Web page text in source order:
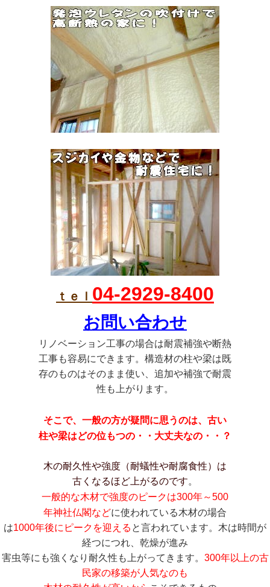
ｔ ｅｌ 04-2929-8400
お問い合わせ
リノベーション工事の場合は耐震補強や断熱
工事も容易にできます。構造材の柱や梁は既
存のものはそのまま使い、追加や補強で耐震
性も上がります。
そこで、一般の方が疑問に思うのは、古い
柱や梁はどの位もつの・・大丈夫なの・・？
木の耐久性や強度（耐蟻性や耐腐食性）は
古くなるほど上がるのです。
一般的な木材で強度のピークは300年～500
年神社仏閣などに使われている木材の場合
は1000年後にピークを迎える と言われています。木は時間が
経つにつれ、乾燥が進み
害虫等にも強くなり耐久性も上がってきます。 300年以上の古
民家の移築が人気なのも